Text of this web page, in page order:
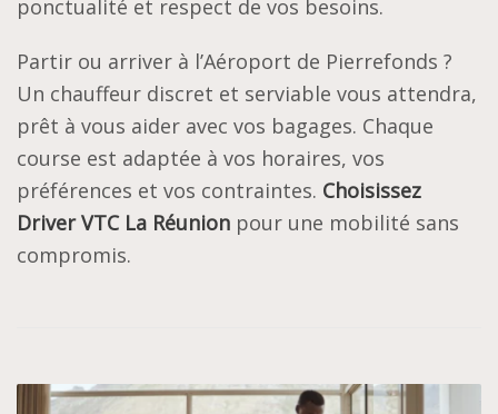
ponctualité et respect de vos besoins.
Partir ou arriver à l’Aéroport de Pierrefonds ?
Un chauffeur discret et serviable vous attendra,
prêt à vous aider avec vos bagages. Chaque
course est adaptée à vos horaires, vos
préférences et vos contraintes. Choisissez
Driver VTC La Réunion pour une mobilité sans
compromis.